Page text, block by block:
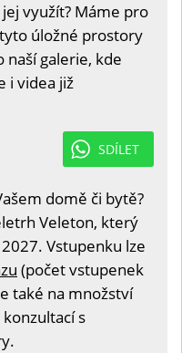
využít? Máme pro
úložné prostory
naší galerie, kde
i videa již
SDÍLET
domě či bytě?
Veleton, který
Vstupenku lze
(počet vstupenek
také na množství
s